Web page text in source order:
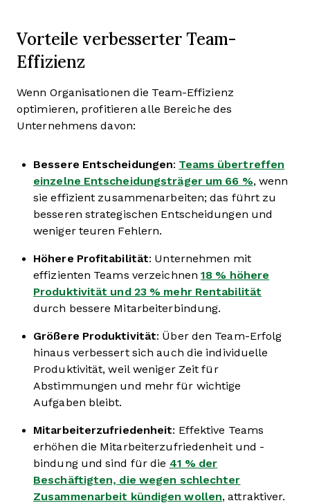
Vorteile verbesserter Team-
Effizienz
Wenn Organisationen die Team-Effizienz
optimieren, profitieren alle Bereiche des
Unternehmens davon:
Bessere Entscheidungen: Teams übertreffen
einzelne Entscheidungsträger um 66 %, wenn
sie effizient zusammenarbeiten; das führt zu
besseren strategischen Entscheidungen und
weniger teuren Fehlern.
Höhere Profitabilität: Unternehmen mit
effizienten Teams verzeichnen 18 % höhere
Produktivität und 23 % mehr Rentabilität
durch bessere Mitarbeiterbindung.
Größere Produktivität: Über den Team-Erfolg
hinaus verbessert sich auch die individuelle
Produktivität, weil weniger Zeit für
Abstimmungen und mehr für wichtige
Aufgaben bleibt.
Mitarbeiterzufriedenheit: Effektive Teams
erhöhen die Mitarbeiterzufriedenheit und -
bindung und sind für die 41 % der
Beschäftigten, die wegen schlechter
Zusammenarbeit kündigen wollen, attraktiver.